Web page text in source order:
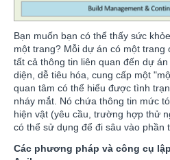
Bạn muốn bạn có thể thấy sức
một trang? Mỗi dự án có một trang
tất cả thông tin liên quan đến dự
diện, dễ tiêu hóa, cung cấp một
quan tâm có thể hiểu được tình
nháy mắt. Nó chứa thông tin mức
hiện vật (yêu cầu, trường hợp thử
có thể sử dụng để đi sâu vào phần
Các phương pháp và công cụ